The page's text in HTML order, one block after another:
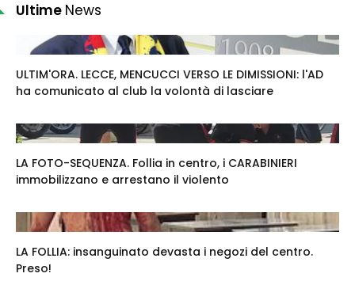
Ultime News
ULTIM'ORA. LECCE, MENCUCCI VERSO LE DIMISSIONI: l'AD
ha comunicato al club la volontà di lasciare
LA FOTO-SEQUENZA. Follia in centro, i CARABINIERI
immobilizzano e arrestano il violento
LA FOLLIA: insanguinato devasta i negozi del centro.
Preso!